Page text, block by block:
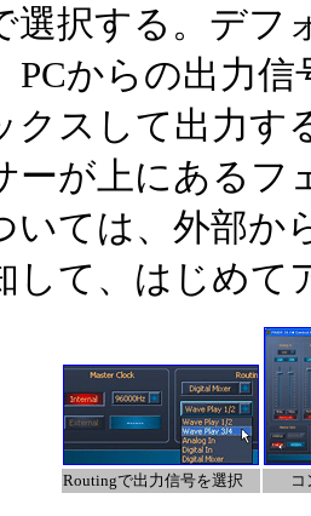
選択する。デフ
PCからの出力
クスして出力す
ーが上にあるフ
いては、外部か
して、はじめて
Routingで出力信号を選択